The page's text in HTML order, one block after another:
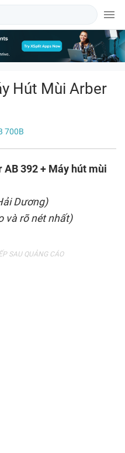
Hút Mùi Arber
700B
AB 392 + Máy hút mùi
Dương)
và rõ nét nhất)